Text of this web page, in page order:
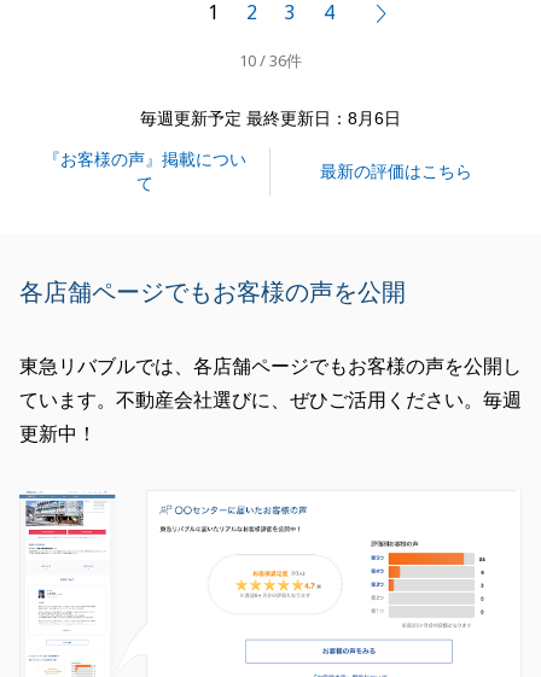
1 2 3 4
10 / 36件
毎週更新予定 最終更新日：8月6日
『お客様の声』掲載につい
て
最新の評価はこちら
各店舗ページでもお客様の声を公開
東急リバブルでは、各店舗ページでもお客様の声を公開し
ています。不動産会社選びに、ぜひご活用ください。毎週
更新中！